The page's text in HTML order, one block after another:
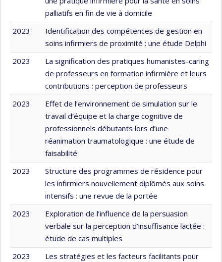
palliatifs en fin de vie à domicile
2023
Identification des compétences de gestion en
soins infirmiers de proximité : une étude Delphi
2023
La signification des pratiques humanistes-caring
de professeurs en formation infirmière et leurs
contributions : perception de professeurs
2023
Effet de l’environnement de simulation sur le
travail d’équipe et la charge cognitive de
professionnels débutants lors d’une
réanimation traumatologique : une étude de
faisabilité
2023
Structure des programmes de résidence pour
les infirmiers nouvellement diplômés aux soins
intensifs : une revue de la portée
2023
Exploration de l’influence de la persuasion
verbale sur la perception d’insuffisance lactée :
étude de cas multiples
2023
Les stratégies et les facteurs facilitants pour